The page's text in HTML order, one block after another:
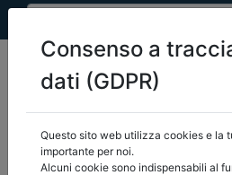
Seleziona una categoria:
Consenso a
dati (GDPR)
Questo sito web utilizza cookies e la
importante per noi.
Alcuni cookie sono indispensabili al